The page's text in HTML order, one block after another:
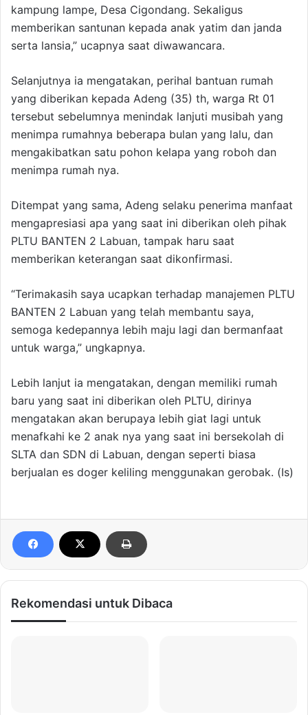
kampung lampe, Desa Cigondang. Sekaligus
memberikan santunan kepada anak yatim dan janda
serta lansia,” ucapnya saat diwawancara.
Selanjutnya ia mengatakan, perihal bantuan rumah
yang diberikan kepada Adeng (35) th, warga Rt 01
tersebut sebelumnya menindak lanjuti musibah yang
menimpa rumahnya beberapa bulan yang lalu, dan
mengakibatkan satu pohon kelapa yang roboh dan
menimpa rumah nya.
Ditempat yang sama, Adeng selaku penerima manfaat
mengapresiasi apa yang saat ini diberikan oleh pihak
PLTU BANTEN 2 Labuan, tampak haru saat
memberikan keterangan saat dikonfirmasi.
“Terimakasih saya ucapkan terhadap manajemen PLTU
BANTEN 2 Labuan yang telah membantu saya,
semoga kedepannya lebih maju lagi dan bermanfaat
untuk warga,” ungkapnya.
Lebih lanjut ia mengatakan, dengan memiliki rumah
baru yang saat ini diberikan oleh PLTU, dirinya
mengatakan akan berupaya lebih giat lagi untuk
menafkahi ke 2 anak nya yang saat ini bersekolah di
SLTA dan SDN di Labuan, dengan seperti biasa
berjualan es doger keliling menggunakan gerobak. (Is)
Rekomendasi untuk Dibaca